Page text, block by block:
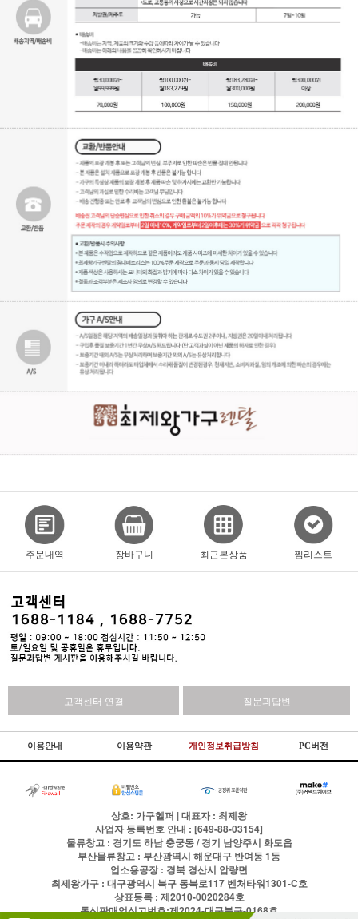
주문내역 장바구니 최근본상품 찜리스트
고객센터 연결 질문과답변
이용안내 이용약관 개인정보취급방침 PC버전
상호: 가구헬퍼 | 대표자 : 최제왕
사업자 등록번호 안내 : [649-88-03154]
물류창고 : 경기도 하남 충궁동 / 경기 남양주시 화도읍
부산물류창고 : 부산광역시 해운대구 반여동 1동
업소용공장 : 경북 경산시 압량면
최제왕가구 : 대구광역시 북구 동북로117 벤처타워1301-C호
상표등록 : 제2010-0020284호
통신판매업신고번호:제2024-대구북구-0168호